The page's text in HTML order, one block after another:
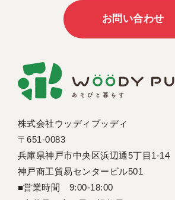
株式会社ウッディプッディ
〒651-0083
兵庫県神戸市中央区浜辺通5丁目1-14
神戸商工貿易センタービル501
■営業時間 9:00-18:00
お問い合わせ